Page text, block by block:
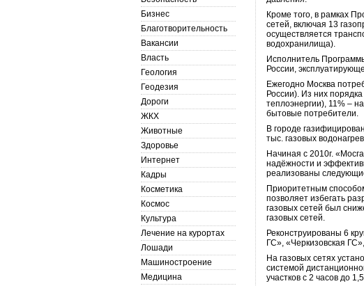
Кроме того, в рамках
сетей, включая 13
осуществляется
водохранилища).
Исполнитель
России,
Ежегодно Москва
России). Из них
теплоэнергии), 11% –
бытовые потребители.
В городе
тыс. газовых
Начиная с 2010г.
надёжности и
реализованы
Приоритетным
позволяет избегать
газовых сетей был
газовых сетей.
Реконструированы 6
ГС», «Черкизовская
На газовых сетях
системой
участков с 2 часов до
Бизнес
Благотворительность
Вакансии
Власть
Геология
Геодезия
Дороги
ЖКХ
Животные
Здоровье
Интернет
Кадры
Косметика
Космос
Культура
Лечение на курортах
Лошади
Машиностроение
Медицина